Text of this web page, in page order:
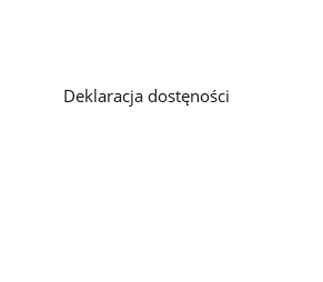
Deklaracja dostęności